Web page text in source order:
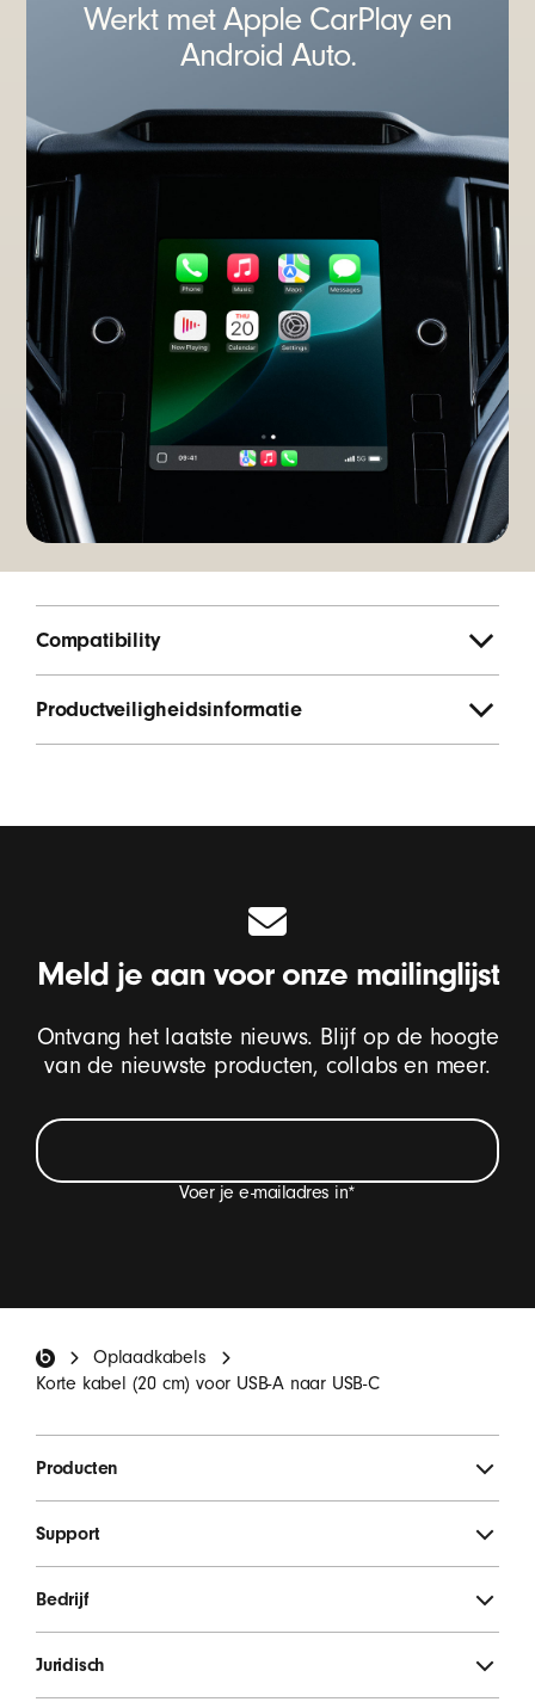
Werkt met Apple CarPlay en
Android Auto.
Compatibility
Productveiligheidsinformatie
Meld je aan voor onze mailinglijst
Ontvang het laatste nieuws. Blijf op de hoogte
van de nieuwste producten, collabs en meer.
Voer je e-mailadres in*
uitnodiging voor een enquête.*
MELD JE AAN
Oplaadkabels
Korte kabel (20 cm) voor USB-A naar USB-C
Producten
Support
Bedrijf
Juridisch